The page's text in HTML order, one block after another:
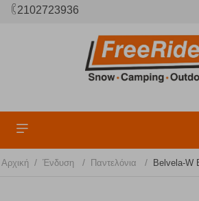
2102723936
Αρχική / Ένδυση / Παντελόνια / Belvela-W